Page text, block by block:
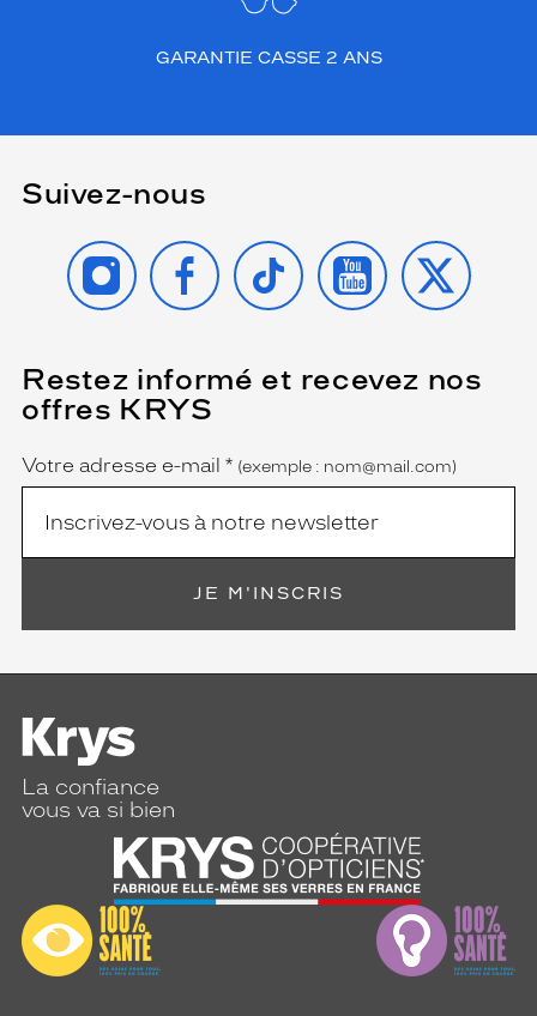
GARANTIE CASSE 2 ANS
Suivez-nous
INSTAGRAMFACEBOOK
TIKTOK YOUTUBE
X
Restez informé et recevez nos
offres KRYS
Name
Votre adresse e-mail *
(Ce
champ
est
obligatoire)
(exemple : nom@mail.com)
JE M'INSCRIS
La confiance
vous va si bien